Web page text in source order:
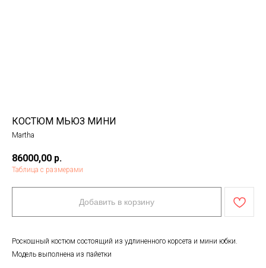
КОСТЮМ МЬЮЗ МИНИ
Martha
86000,00 р.
Таблица с размерами
Добавить в корзину
Роскошный костюм состоящий из удлиненного корсета и мини юбки.
Модель выполнена из пайетки